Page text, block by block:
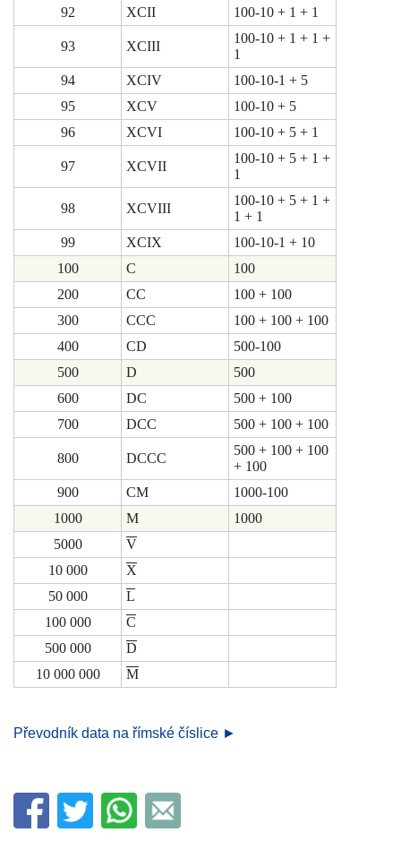
92
XCII 100-10 + 1 + 1
93 XCIII
100-10 + 1 + 1 +
1
94
XCIV
100-10-1 + 5
95
XCV
100-10 + 5
96
XCVI 100-10 + 5 + 1
97 XCVII
100-10 + 5 + 1 +
1
98 XCVIII
100-10 + 5 + 1 +
1 + 1
99
XCIX
100-10-1 + 10
100
C
100
200
CC
100 + 100
300
CCC
100 + 100 + 100
400
CD
500-100
500
D
500
600
DC
500 + 100
700
DCC 500 + 100 + 100
800 DCCC
500 + 100 + 100
+ 100
900
CM
1000-100
1000
M
1000
5000
V
10 000
X
50 000
L
100 000
C
500 000
D
10 000 000
M
Převodník data na římské číslice ►